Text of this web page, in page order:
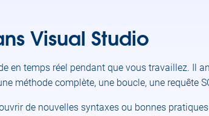
Visual Studio
temps réel pendant que vous travaillez. Il
méthode complète, une boucle, une requête
de nouvelles syntaxes ou bonnes